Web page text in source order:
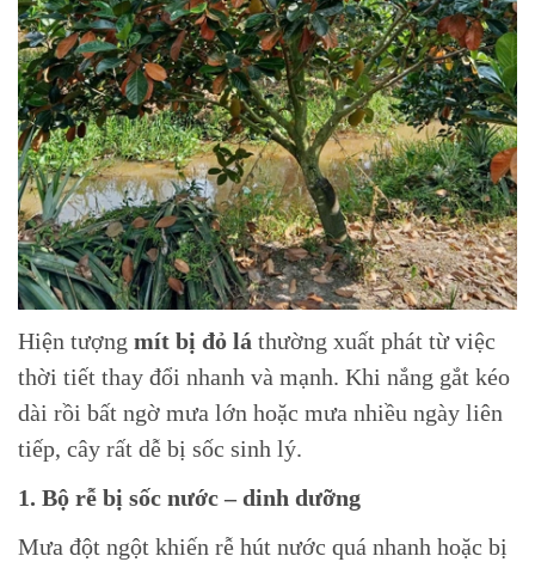
Hiện tượng mít bị đỏ lá thường xuất phát từ việc
thời tiết thay đổi nhanh và mạnh. Khi nắng gắt kéo
dài rồi bất ngờ mưa lớn hoặc mưa nhiều ngày liên
tiếp, cây rất dễ bị sốc sinh lý.
1. Bộ rễ bị sốc nước – dinh dưỡng
Mưa đột ngột khiến rễ hút nước quá nhanh hoặc bị